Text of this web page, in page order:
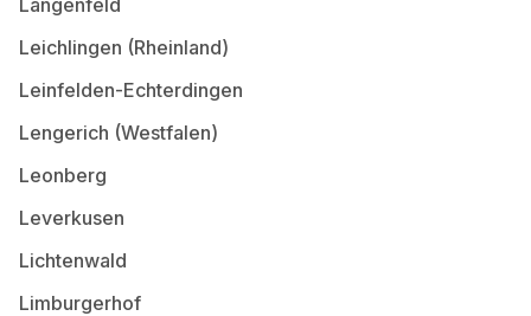
Langenfeld
Leichlingen (Rheinland)
Leinfelden-Echterdingen
Lengerich (Westfalen)
Leonberg
Leverkusen
Lichtenwald
Limburgerhof